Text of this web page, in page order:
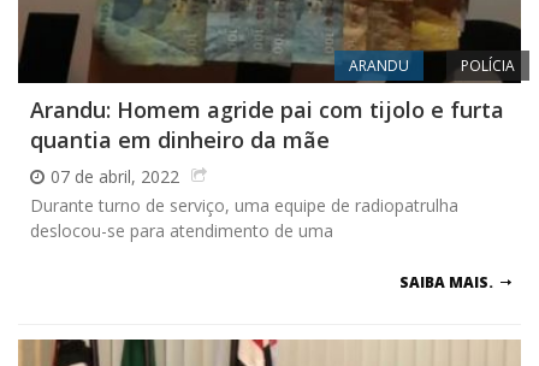
ARANDU POLÍCIA
Arandu: Homem agride pai com tijolo e furta
quantia em dinheiro da mãe
07 de abril, 2022
Durante turno de serviço, uma equipe de radiopatrulha
deslocou-se para atendimento de uma
SAIBA MAIS.